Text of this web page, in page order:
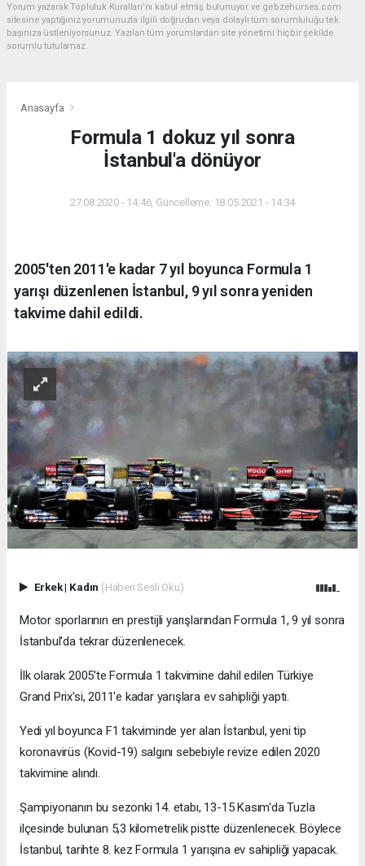
Yorum yazarak Topluluk Kuralları’nı kabul etmiş bulunuyor ve gebzehurses.com
sitesine yaptığınız yorumunuzla ilgili doğrudan veya dolaylı tüm sorumluluğu tek
başınıza üstleniyorsunuz. Yazılan tüm yorumlardan site yönetimi hiçbir şekilde
sorumlu tutulamaz.
Anasayfa
Formula 1 dokuz yıl sonra
İstanbul'a dönüyor
27.08.2020 - 14:46, Güncelleme: 18.05.2021 - 14:34
2005'ten 2011'e kadar 7 yıl boyunca Formula 1
yarışı düzenlenen İstanbul, 9 yıl sonra yeniden
takvime dahil edildi.
Erkek| Kadın (Haberi Sesli Oku)
Motor sporlarının en prestijli yarışlarından Formula 1, 9 yıl sonra
İstanbul'da tekrar düzenlenecek.
İlk olarak 2005'te Formula 1 takvimine dahil edilen Türkiye
Grand Prix'si, 2011'e kadar yarışlara ev sahipliği yaptı.
Yedi yıl boyunca F1 takviminde yer alan İstanbul, yeni tip
koronavirüs (Kovid-19) salgını sebebiyle revize edilen 2020
takvimine alındı.
Şampiyonanın bu sezonki 14. etabı, 13-15 Kasım'da Tuzla
ilçesinde bulunan 5,3 kilometrelik pistte düzenlenecek. Böylece
İstanbul, tarihte 8. kez Formula 1 yarışına ev sahipliği yapacak.